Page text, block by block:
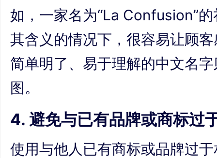
如，一家名为“La Confusion”
其含义的情况下，很容易让顾
简单明了、易于理解的中文名
图。
4. 避免与已有品牌或商标过
使用与他人已有商标或品牌过